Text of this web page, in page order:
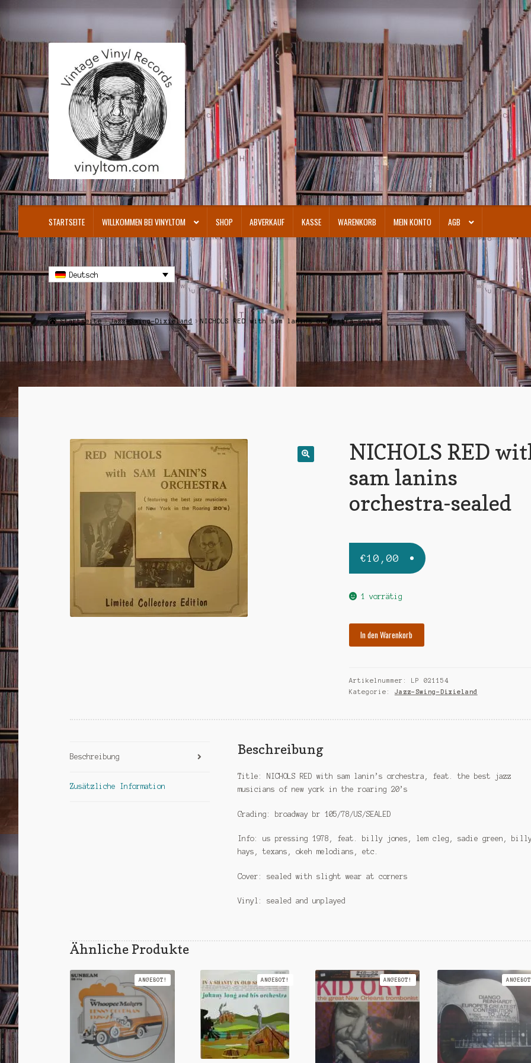
Zur
Navigation
springen
Zum
springen
STARTSEITE WILLKOMMEN BEI VINYLTOM SHOP ABVERKAUF KASSE WARENKORB MEIN KONTO AGB
Deutsch
Startseite Jazz-Swing-Dixieland NICHOLS RED with sam lanins orchestra-sealed
NICHOLS RED
sam lanins
orchestra-sealed
€10,00
1 vorrätig
lanins
orchestra-
Menge
In den Warenkorb
Artikelnummer:
LP 021154
Kategorie: Jazz-Swing-Dixieland
Beschreibung
Zusätzliche Information
Beschreibung
Title: NICHOLS RED with sam lanin’s orchestra, feat. the best jazz
musicians of new york in the roaring 20’s
Grading: broadway br 105/78/US/SEALED
Info: us pressing 1978, feat. billy jones, lem cleg, sadie green,
hays, texans, okeh melodians, etc.
Cover: sealed with slight wear at corners
Vinyl: sealed and unplayed
Ähnliche Produkte
ANGEBOT! ANGEBOT! ANGEBOT!